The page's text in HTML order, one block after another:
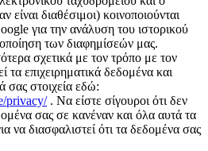
διαθέσιμοι) κοινοποιούνται
για την ανάλυση του ιστορικού
των διαφημίσεών μας.
σχετικά με τον τρόπο με τον
τα επιχειρηματικά δεδομένα και
σας στοιχεία εδώ:
privacy/. Να είστε σίγουροι ότι δεν
σας σε κανέναν και όλα αυτά τα
να διασφαλιστεί ότι τα δεδομένα σας